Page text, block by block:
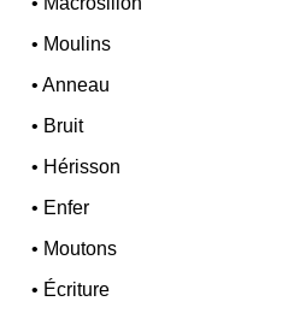
• Moulins
•Anneau
• Bruit
• Hérisson
• Enfer
• Moutons
• Écriture